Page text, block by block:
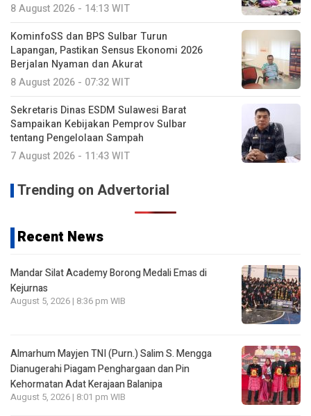
8 August 2026 - 14:13 WIT
KominfoSS dan BPS Sulbar Turun
Lapangan, Pastikan Sensus Ekonomi 2026
Berjalan Nyaman dan Akurat
8 August 2026 - 07:32 WIT
Sekretaris Dinas ESDM Sulawesi Barat
Sampaikan Kebijakan Pemprov Sulbar
tentang Pengelolaan Sampah
7 August 2026 - 11:43 WIT
Trending on Advertorial
Recent News
Mandar Silat Academy Borong Medali Emas di
Kejurnas
August 5, 2026 | 8:36 pm WIB
Almarhum Mayjen TNI (Purn.) Salim S. Mengga
Dianugerahi Piagam Penghargaan dan Pin
Kehormatan Adat Kerajaan Balanipa
August 5, 2026 | 8:01 pm WIB